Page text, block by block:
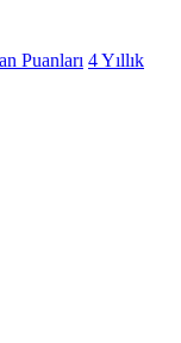
Puanları 4 Yıllık